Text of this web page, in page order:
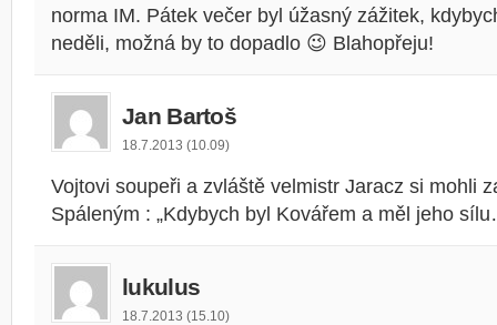
norma IM. Pátek večer byl úžasný zážitek,
neděli, možná by to dopadlo 😉 Blahopřeju!
Jan Bartoš
18.7.2013 (10.09)
Vojtovi soupeři a zvláště velmistr Jaracz si mohli
Spáleným : „Kdybych byl Kovářem a měl jeho
lukulus
18.7.2013 (15.10)